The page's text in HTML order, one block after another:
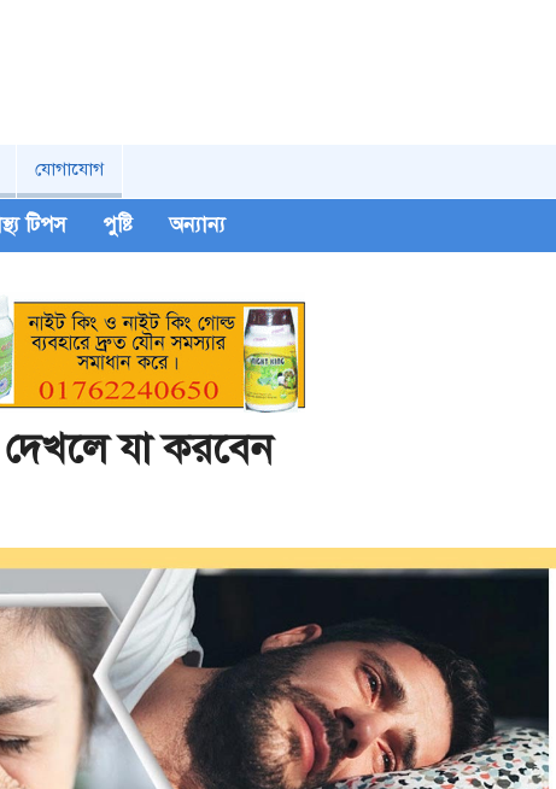
যোগাযোগ
টিপস পুষ্টি অন্যান্য
দেখলে যা করবেন